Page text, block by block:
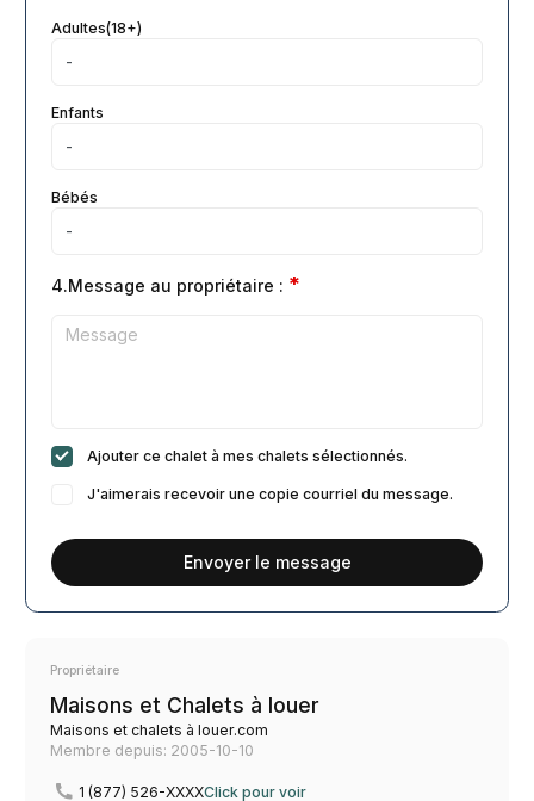
Propriétaire
Maisons et Chalets à louer
Maisons et chalets à louer.com
Membre depuis: 2005-10-10
1 (877) 526-XXXXClick pour voir
Adultes(18+)
Enfants
Bébés
4.Message au propriétaire : *
Ajouter ce chalet à mes chalets sélectionnés.
J'aimerais recevoir une copie courriel du message.
Envoyer le message